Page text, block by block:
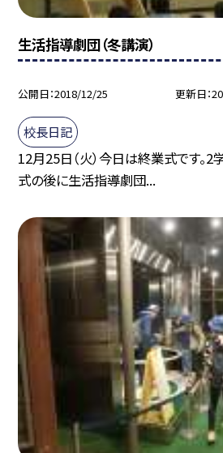
生活指導劇団（冬講演）
公開日 2018/12/25 更新日
校長日記
12月25日（火）今日は終業式です。2
式の後に生活指導劇団...